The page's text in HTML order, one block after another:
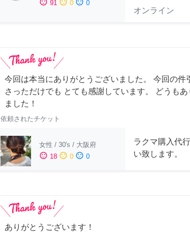
sentiment_satisfied 91 sentiment_neutral 0 sentiment_dissatisfied 0
オンライン
今回は本当にありがとうございました。 今回の件
さっただけでも とても感謝しています。 どうも
ました！
依頼されたチケット
女性 / 30's / 大阪府
sentiment_satisfied 18 sentiment_neutral 0 sentiment_dissatisfied 0
ラクマ購入代
い致します。
ありがとうございます！